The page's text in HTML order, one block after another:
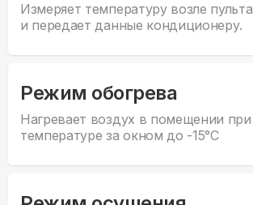
Измеряет температуру возле пульта
и передает данные кондиционеру.
Режим обогрева
Нагревает воздух в помещении при
температуре за окном до -15°С